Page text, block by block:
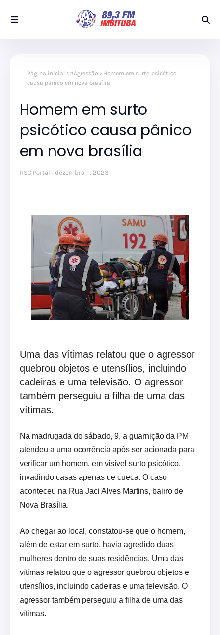
Página inicial #Agressão
Homem em surto psicótico
causa pânico em nova brasília
Homem em surto
psicótico causa pânico
em nova brasília
RSC Portal dezembro 11, 2023
Uma das vítimas relatou que o agressor
quebrou objetos e utensílios, incluindo
cadeiras e uma televisão. O agressor
também perseguiu a filha de uma das
vítimas.
Na madrugada do sábado, 9, a guarnição da PM
atendeu a uma ocorrência após ser acionada para
verificar um homem, em visível surto psicótico,
invadindo casas apenas de cueca. O caso
aconteceu na Rua Jaci Alves Martins, bairro de
Nova Brasília.
Ao chegar ao local, constatou-se que o homem,
além de estar em surto, havia agredido duas
mulheres dentro de suas residências. Uma das
vítimas relatou que o agressor quebrou objetos e
utensílios, incluindo cadeiras e uma televisão. O
agressor também perseguiu a filha de uma das
vítimas.